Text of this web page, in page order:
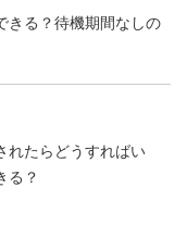
きる？待機期間なしの
れたらどうすればい
る？